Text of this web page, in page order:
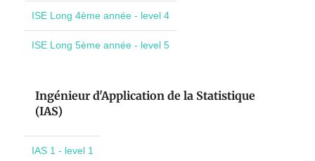
ISE Long 4ème année - level 4
ISE Long 5ème année - level 5
Ingénieur d'Application de la Statistique
(IAS)
IAS 1 - level 1